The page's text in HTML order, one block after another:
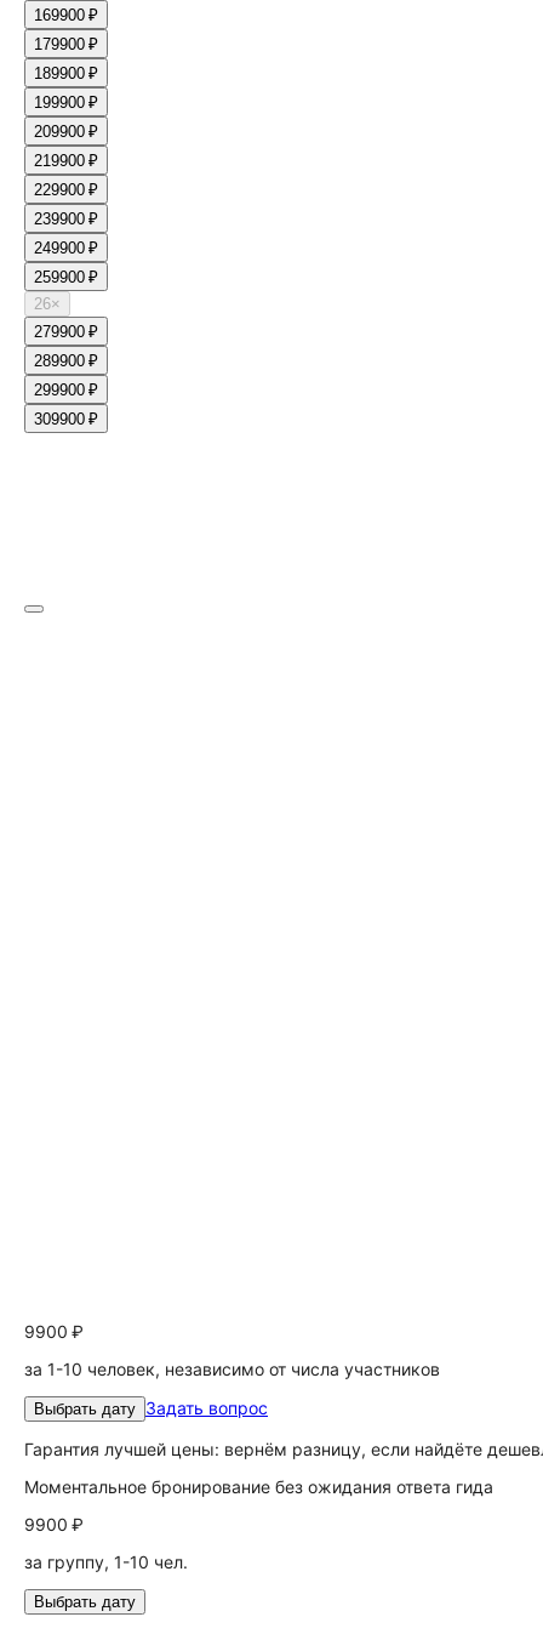
169900 ₽
179900 ₽
189900 ₽
199900 ₽
209900 ₽
219900 ₽
229900 ₽
239900 ₽
249900 ₽
259900 ₽
26×
279900 ₽
289900 ₽
299900 ₽
309900 ₽
9900 ₽
за 1-10 человек, независимо от числа участников
Выбрать дату Задать вопрос
Гарантия лучшей цены: вернём разницу, если найдёте
Моментальное бронирование без ожидания ответа гида
9900 ₽
за группу, 1-10 чел.
Выбрать дату